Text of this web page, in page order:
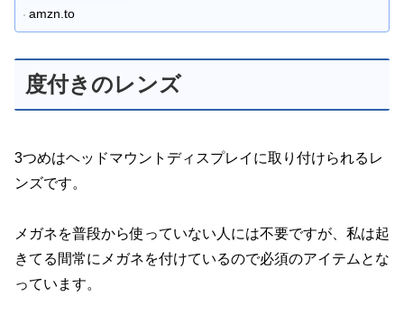
amzn.to
度付きのレンズ
3つめはヘッドマウントディスプレイに取り付けられるレ
ンズです。
メガネを普段から使っていない人には不要ですが、私は起
きてる間常にメガネを付けているので必須のアイテムとな
っています。